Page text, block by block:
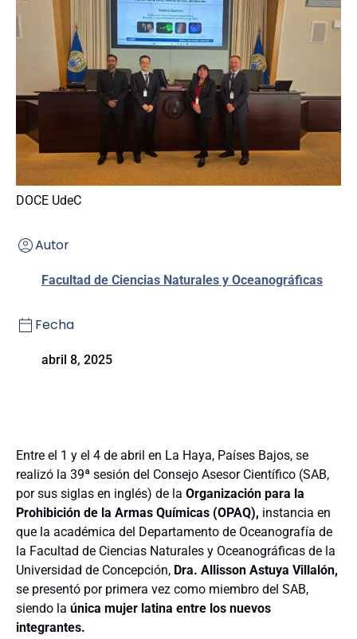
DOCE UdeC
Autor
Facultad de Ciencias Naturales y Oceanográficas
Fecha
abril 8, 2025
Entre el 1 y el 4 de abril en La Haya, Países Bajos, se
realizó la 39ª sesión del Consejo Asesor Científico (SAB,
por sus siglas en inglés) de la Organización para la
Prohibición de la Armas Químicas (OPAQ), instancia en
que la académica del Departamento de Oceanografía de
la Facultad de Ciencias Naturales y Oceanográficas de la
Universidad de Concepción, Dra. Allisson Astuya Villalón,
se presentó por primera vez como miembro del SAB,
siendo la única mujer latina entre los nuevos
integrantes.